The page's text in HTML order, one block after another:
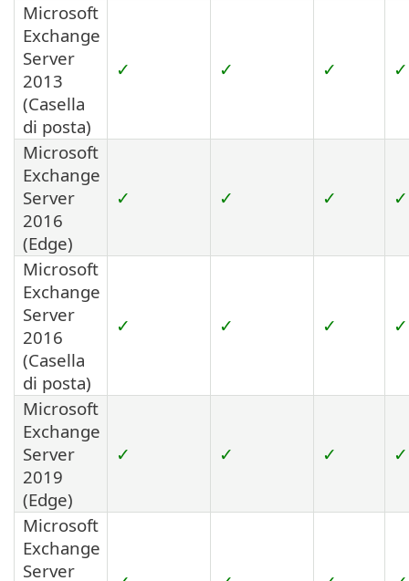
Microsoft
Exchange
Server
2013
(Casella
di posta)
✓ ✓ ✓ ✓
Microsoft
Exchange
Server
2016
(Edge)
✓ ✓ ✓ ✓
Microsoft
Exchange
Server
2016
(Casella
di posta)
✓ ✓ ✓ ✓
Microsoft
Exchange
Server
2019
(Edge)
✓ ✓ ✓ ✓
Microsoft
Exchange
Server